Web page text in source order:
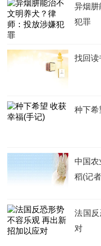
异烟肼
犯罪
找回读
种下希
中国
稻(记
法国
对